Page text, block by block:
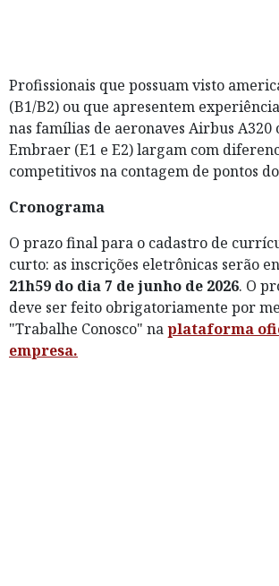
Profissionais que possuam visto
(B1/B2) ou que apresentem
nas famílias de aeronaves Airbus A320
Embraer (E1 e E2) largam com
competitivos na contagem de pontos
Cronograma
O prazo final para o cadastro de
curto: as inscrições eletrônicas serão
21h59 do dia 7 de junho de 2026. O
deve ser feito obrigatoriamente por
"Trabalhe Conosco" naplataforma
empresa.